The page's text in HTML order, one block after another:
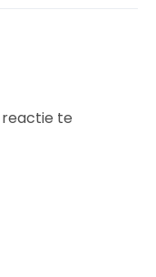
te